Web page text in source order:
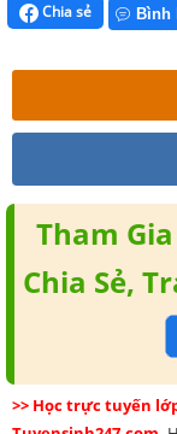
Chia sẻ Bình
Tham
Chia Sẻ,
>> Học trực tuyến